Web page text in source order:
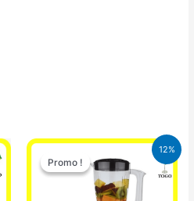
12%
Promo !
Promo !
Le
prix
initial
était :
25.000 CFA.
Le
prix
actuel
est :